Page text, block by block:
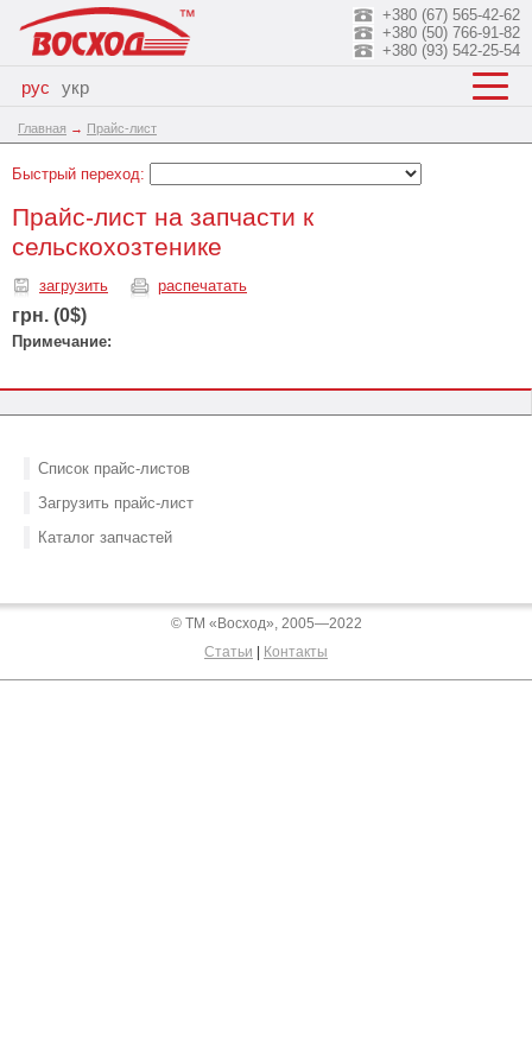
рус укр
+380 (67) 565-42-62
+380 (50) 766-91-82
+380 (93) 542-25-54
Главная → Прайс-лист
Список прайс-листов
Загрузить прайс-лист
Каталог запчастей
Быстрый переход:
Прайс-лист на запчасти к
сельскохозтенике
загрузить распечатать
грн. (0$)
Примечание:
© ТМ «Восход», 2005—2022
Статьи
Контакты